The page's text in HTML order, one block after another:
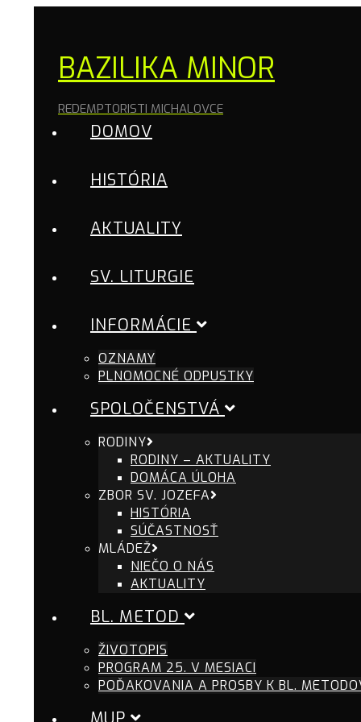
BAZILIKA MINOR
REDEMPTORISTI MICHALOVCE
DOMOV
HISTÓRIA
AKTUALITY
SV. LITURGIE
INFORMÁCIE
OZNAMY
PLNOMOCNÉ ODPUSTKY
SPOLOČENSTVÁ
RODINY
RODINY – AKTUALITY
DOMÁCA ÚLOHA
ZBOR SV. JOZEFA
HISTÓRIA
SÚČASTNOSŤ
MLÁDEŽ
NIEČO O NÁS
AKTUALITY
BL. METOD
ŽIVOTOPIS
PROGRAM 25. V MESIACI
POĎAKOVANIA A PROSBY K BL.